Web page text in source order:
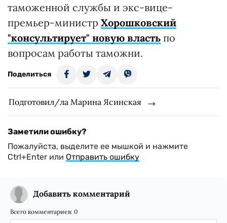
таможенной службы и экс-вице-
премьер-министр Хорошковский
"консультирует" новую власть по
вопросам работы таможни.
Поделиться
Подготовил/ла Марина Ясинская
Заметили ошибку?
Пожалуйста, выделите ее мышкой и нажмите
Ctrl+Enter или Отправить ошибку
Добавить комментарий
Всего комментариев: 0